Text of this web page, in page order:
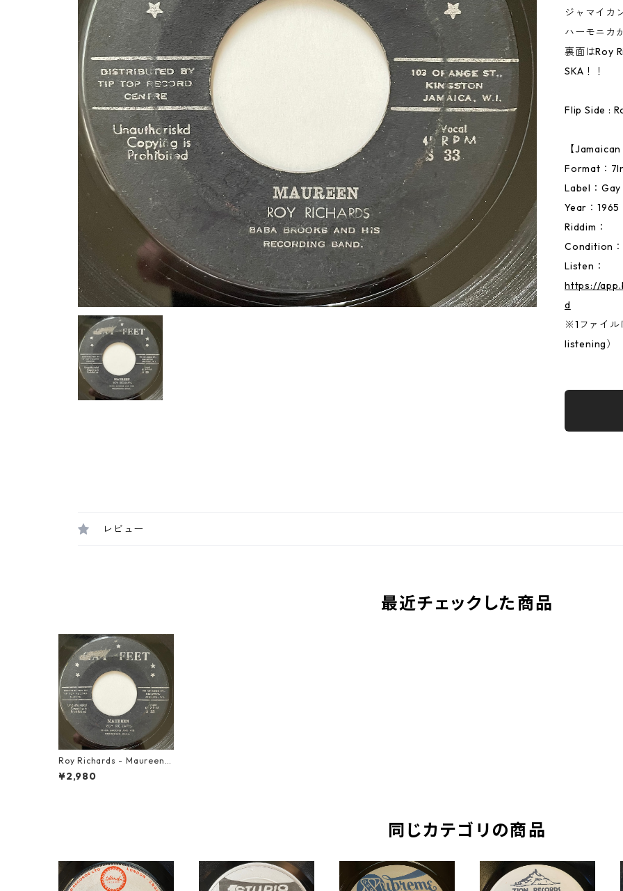
ジャマイカ
ハーモニカ
裏面はRoy
SKA！！
Flip Side :
【
Format：
Label：
Year：1965
Riddim：
Condition
Listen：
https://
d
※1ファイ
listening）
レビュー
最近チェックした商品
Roy Richards - Maureen
【7-20710】
¥2,980
同じカテゴリの商品